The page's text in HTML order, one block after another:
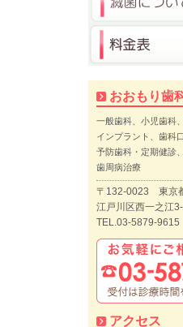
おおもり歯
一般歯科、小児歯科
インプラント、歯科
予防歯科・定期健診
歯周病治療
〒132-0023 東京
江戸川区西一之江
TEL.03-5879-9615
アクセス